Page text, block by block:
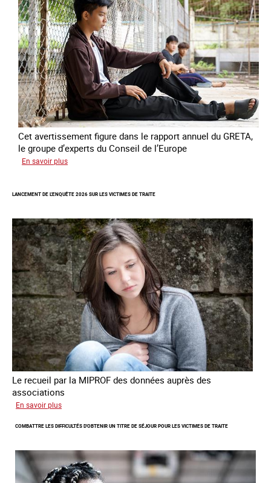
l’esclavage
domestique
en
France
Cet avertissement figure dans le rapport annuel du GRETA,
le groupe d’experts du Conseil de l’Europe
En savoir plus
cas
traite
à
des
fins
de
criminalité
forcée
en
Europe
LANCEMENT DE L'ENQUÊTE 2026 SUR LES VICTIMES DE TRAITE
Le recueil par la MIPROF des données auprès des
associations
En savoir plus
de
2026
sur
les
COMBATTRE LES DIFFICULTÉS D'OBTENIR UN TITRE DE SÉJOUR POUR LES VICTIMES DE TRAITE